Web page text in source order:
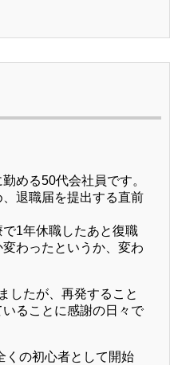
める50代会社員です。
退職届を提出する直前
1年休職したあと復職
わったというか、変わ
したが、再発すること
ることに感謝の日々で
くの初心者として開始